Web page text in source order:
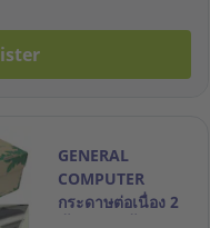
GENERAL
COMPUTER
กระดาษต่อเนื่อง 2